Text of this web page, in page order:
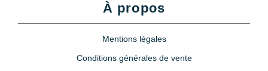
À propos
Mentions légales
Conditions générales de vente